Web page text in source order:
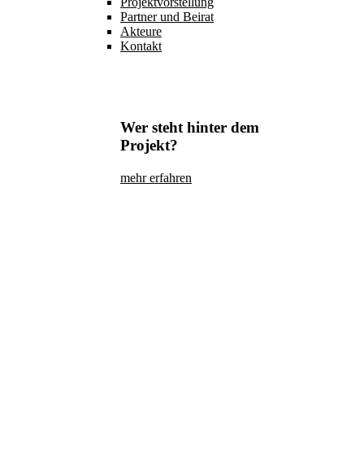
Partner und Beirat
Akteure
Kontakt
Wer steht hinter dem
Projekt?
mehr erfahren